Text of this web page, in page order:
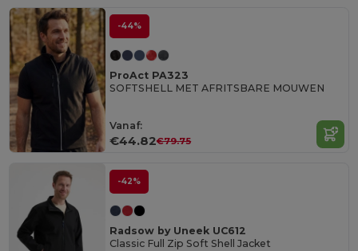
-44%
ProAct PA323
SOFTSHELL MET AFRITSBARE MOUWEN
Vanaf:
€44.82€79.75
-42%
Radsow by Uneek UC612
Classic Full Zip Soft Shell Jacket